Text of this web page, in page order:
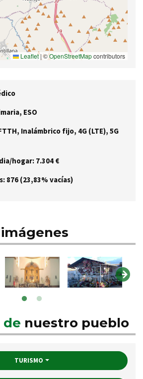
Leaflet |©OpenStreetMapcontributors
ESO
Inalámbrico fijo, 4G (LTE), 5G
hogar: 7.304 €
876 (23,83% vacías)
de nuestro pueblo
TURISMO